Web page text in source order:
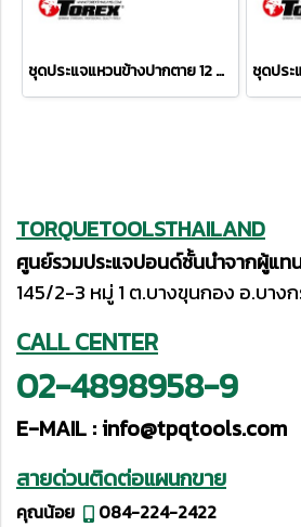
ชุดประแจแหวนข้างปากตาย 12 ตัว/ชุด TPQ-TRCBS12
TORQUETOOLSTHAILAND
ศูนย์รวมประแจปอนด์ชั้นนำจากผู้แท
145/2-3 หมู่ 1 ต.บางขุนกอง อ.บางก
CALL CENTER
02-4898958-9
E-MAIL :info@tpqtools.com
สายด่วนติดต่อแผนกขาย
คุณน้อย
084-224-2422